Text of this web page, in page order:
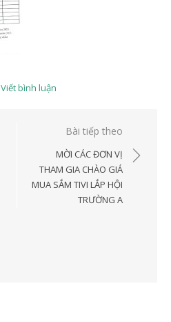
Viết bình luận
Bài tiếp theo
MỜI CÁC ĐƠN VỊ
THAM GIA CHÀO GIÁ
MUA SẮM TIVI LẮP HỘI
TRƯỜNG A